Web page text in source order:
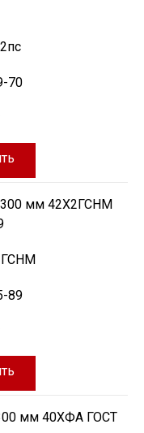
70
300 мм 42Х2ГСНМ
89
мм 40ХФА ГОСТ